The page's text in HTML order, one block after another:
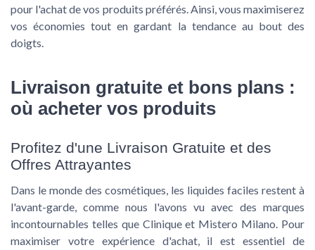
pour l'achat de vos produits préférés. Ainsi, vous maximiserez
vos économies tout en gardant la tendance au bout des
doigts.
Livraison gratuite et bons plans :
où acheter vos produits
Profitez d'une Livraison Gratuite et des
Offres Attrayantes
Dans le monde des cosmétiques, les liquides faciles restent à
l'avant-garde, comme nous l'avons vu avec des marques
incontournables telles que Clinique et Mistero Milano. Pour
maximiser votre expérience d'achat, il est essentiel de